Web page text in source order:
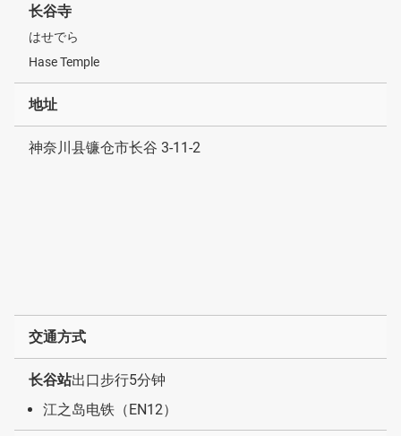
长谷寺
はせでら
Hase Temple
地址
神奈川县镰仓市长谷 3-11-2
交通方式
长谷站出口步行5分钟
江之岛电铁（EN12）